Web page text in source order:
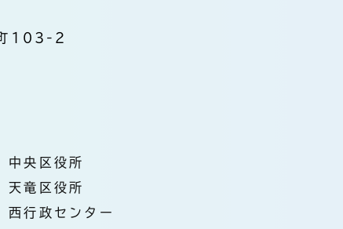
103-2
中央区役所
天竜区役所
西行政センター